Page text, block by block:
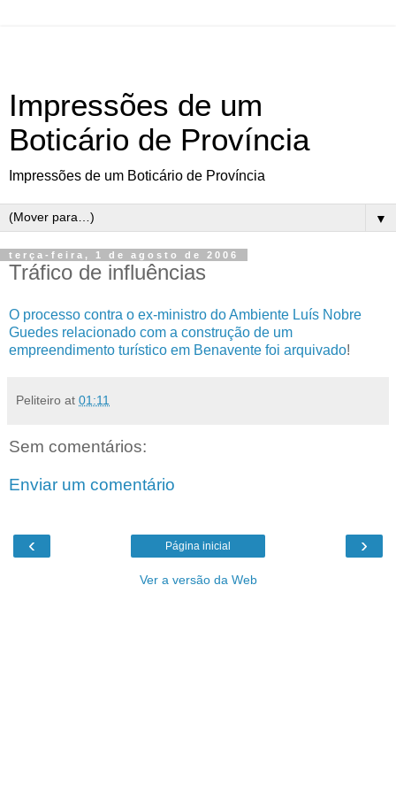
Impressões de um
Boticário de Província
Impressões de um Boticário de Província
▼
terça-feira, 1 de agosto de 2006
Tráfico de influências
O processo contra o ex-ministro do Ambiente Luís Nobre
Guedes relacionado com a construção de um
empreendimento turístico em Benavente foi arquivado!
Peliteiro at 01:11
Sem comentários:
Enviar um comentário
‹ ›
Página inicial
Ver a versão da Web